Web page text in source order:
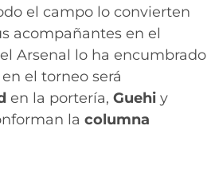
el campo lo convierten
acompañantes en el
Arsenal lo ha encumbrado
el torneo será
en la portería, Guehiy
la columna